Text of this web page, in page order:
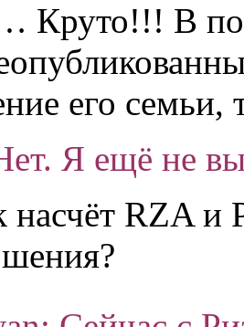
Круто!!! В
его
Я ещё не
RZA и